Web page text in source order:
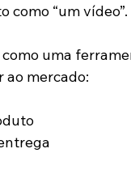
como “um vídeo”.
uma
ao mercado: